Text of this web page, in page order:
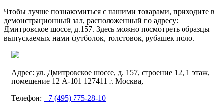
Чтобы лучше познакомиться с нашими товарами, приходите в
демонстрационный зал, расположенный по адресу:
Дмитровское шоссе, д.157. Здесь можно посмотреть образцы
выпускаемых нами футболок, толстовок, рубашек поло.
Адрес: ул. Дмитровское шоссе, д. 157, строение 12, 1 этаж,
помещение 12 А-101 127411 г. Москва,
Телефон: +7 (495) 775-28-10